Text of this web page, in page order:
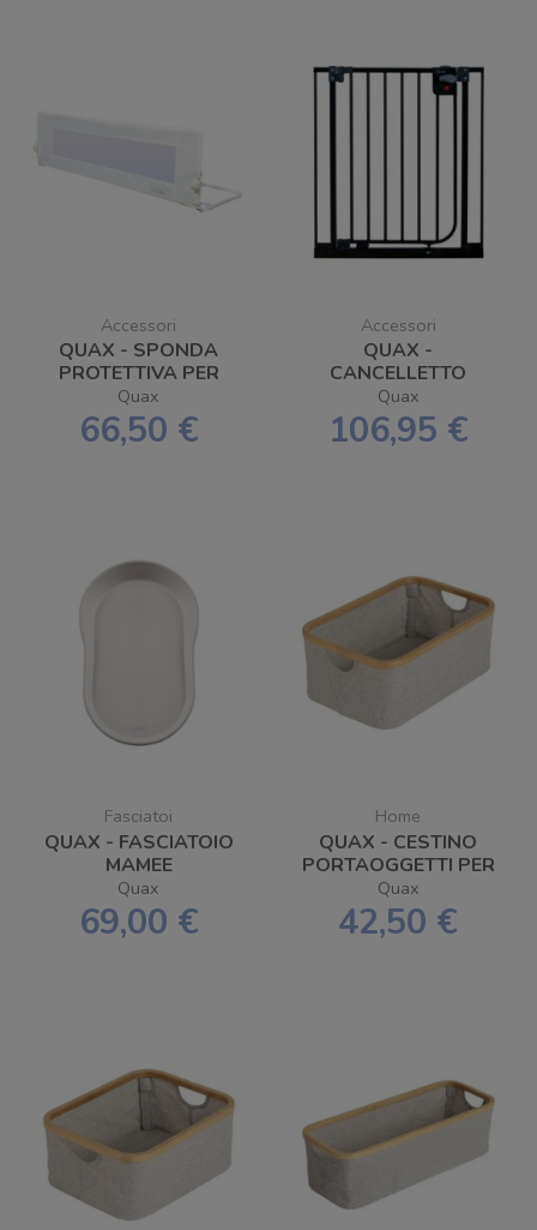
Accessori
QUAX - SPONDA
PROTETTIVA PER
LETTO 140CM
Quax
66,50 €
Accessori
QUAX -
CANCELLETTO
AUTOBLOCCANTE
Quax
106,95 €
Fasciatoi
QUAX - FASCIATOIO
MAMEE
Quax
69,00 €
Home
QUAX - CESTINO
PORTAOGGETTI PER
FASCIATOIO 45X30
Quax
42,50 €